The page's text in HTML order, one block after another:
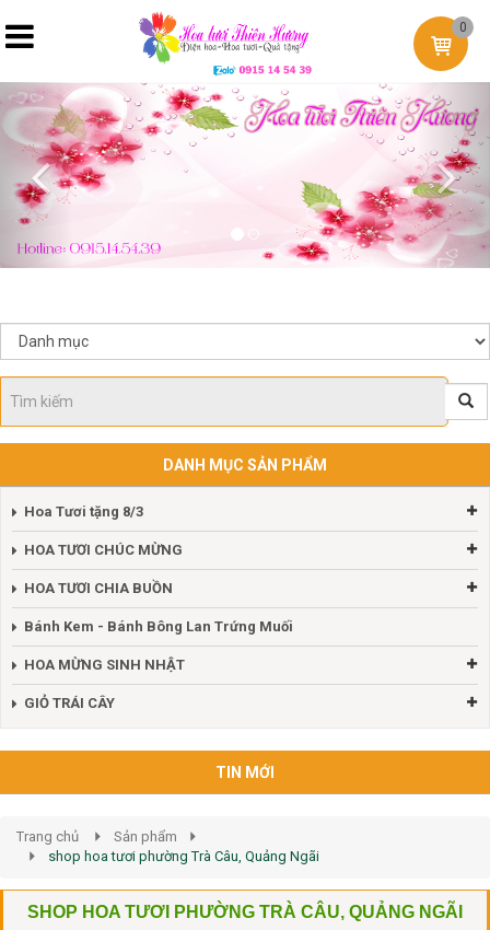
0
Previous
DANH MỤC SẢN PHẨM
Hoa Tươi tặng 8/3
HOA TƯƠI CHÚC MỪNG
HOA TƯƠI CHIA BUỒN
Bánh Kem - Bánh Bông Lan Trứng Muối
HOA MỪNG SINH NHẬT
GIỎ TRÁI CÂY
TIN MỚI
Trang chủ
Sản phẩm
shop hoa tươi phường Trà Câu, Quảng Ngãi
SHOP HOA TƯƠI PHƯỜNG TRÀ CÂU, QUẢNG NGÃI